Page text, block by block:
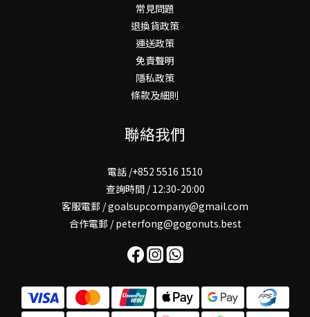
常見問題
退換貨政策
運送政策
免責聲明
隱私政策
條款及細則
聯絡我們
電話 /+852 5516 1510
查詢時間 / 12:30-20:00
客服電郵 / goalsupcompany@gmail.com
合作電郵 / peterfong@gogonuts.best